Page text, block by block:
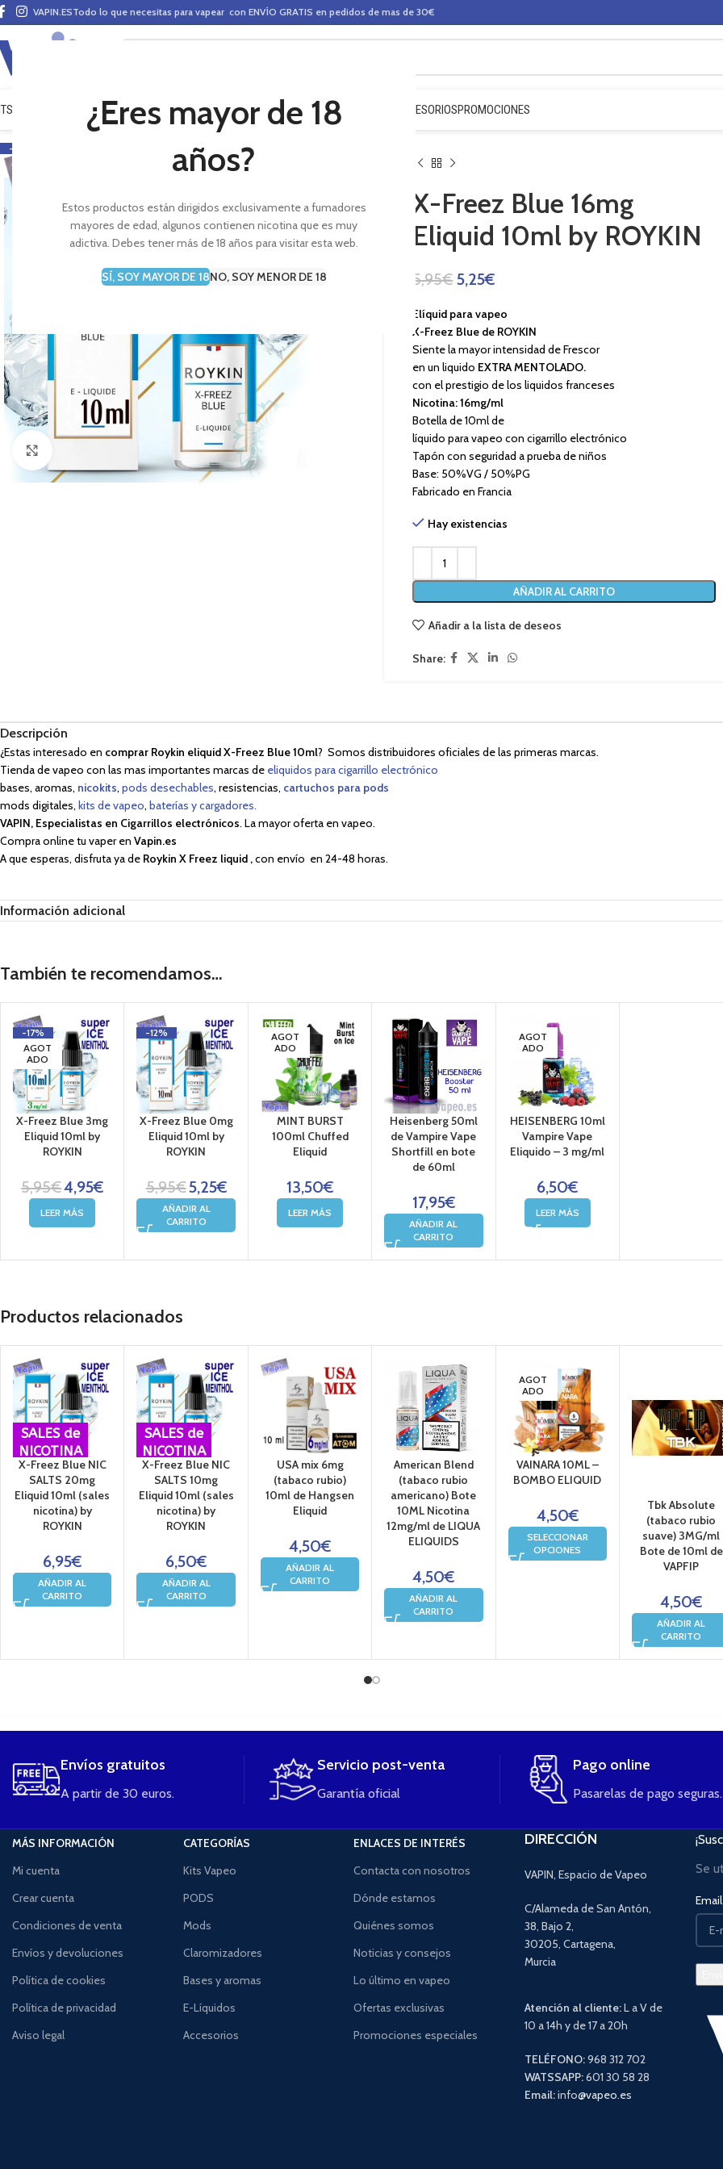
¿Eres mayor de 18
años?
Estos productos están dirigidos exclusivamente a fumadores
mayores de edad, algunos contienen nicotina que es muy
adictiva. Debes tener más de 18 años para visitar esta web.
SÍ, SOY MAYOR DE 18NO, SOY MENOR DE 18
VAPIN.ESTodo lo que necesitas para vapear con ENVÍO GRATIS en pedidos de mas de 30€
VAPEO MODS CLAROMIZADORES BASES Y AROMAS (ALQUIMIA) ACCESORIOSPROMOCIONES
-12%
X-Freez Blue 16mg
Eliquid 10ml by ROYKIN
5,95€ 5,25€
Elíquid para vapeo
X-Freez Blue de ROYKIN
Siente la mayor intensidad de Frescor
en un liquido EXTRA MENTOLADO.
con el prestigio de los liquidos franceses
Nicotina: 16mg/ml
Botella de 10ml de
líquido para vapeo con cigarrillo electrónico
Tapón con seguridad a prueba de niños
Base: 50%VG / 50%PG
Fabricado en Francia
Hay existencias
AÑADIR AL CARRITO
Añadir a la lista de deseos
Share:
Descripción
¿Estas interesado en comprar Roykin eliquid X-Freez Blue 10ml? Somos distribuidores oficiales de las primeras marcas.
Tienda de vapeo con las mas importantes marcas de eliquidos para cigarrillo electrónico
bases, aromas, nicokits, pods desechables, resistencias, cartuchos para pods
mods digitales, kits de vapeo, baterías y cargadores.
VAPIN, Especialistas en Cigarrillos electrónicos. La mayor oferta en vapeo.
Compra online tu vaper en Vapin.es
A que esperas, disfruta ya de Roykin X Freez liquid ,con envío en 24-48 horas.
Información adicional
También te recomendamos…
-17%
AGOT
ADO
X-Freez Blue 3mg
Eliquid 10ml by
ROYKIN
5,95€4,95€
LEER MÁS
-12%
X-Freez Blue 0mg
Eliquid 10ml by
ROYKIN
5,95€5,25€
AÑADIR AL
CARRITO
AGOT
ADO
MINT BURST
100ml Chuffed
Eliquid
13,50€
LEER MÁS
Heisenberg 50ml
de Vampire Vape
Shortfill en bote
de 60ml
17,95€
AÑADIR AL
CARRITO
AGOT
ADO
HEISENBERG 10ml
Vampire Vape
Eliquido – 3 mg/ml
6,50€
LEER MÁS
Productos relacionados
SALES de
NICOTINA
X-Freez Blue NIC
SALTS 20mg
Eliquid 10ml (sales
nicotina) by
ROYKIN
6,95€
AÑADIR AL
CARRITO
SALES de
NICOTINA
X-Freez Blue NIC
SALTS 10mg
Eliquid 10ml (sales
nicotina) by
ROYKIN
6,50€
AÑADIR AL
CARRITO
USA mix 6mg
(tabaco rubio)
10ml de Hangsen
Eliquid
4,50€
AÑADIR AL
CARRITO
American Blend
(tabaco rubio
americano) Bote
10ML Nicotina
12mg/ml de LIQUA
ELIQUIDS
4,50€
AÑADIR AL
CARRITO
AGOT
ADO
VAINARA 10ML –
BOMBO ELIQUID
4,50€
SELECCIONAR
OPCIONES
Tbk Absolute
(tabaco rubio
suave) 3MG/ml
Bote de 10ml de
VAPFIP
4,50€
AÑADIR AL
CARRITO
Envíos gratuitos
A partir de 30 euros.
Servicio post-venta
Garantía oficial
Pago online
Pasarelas de pago seguras.
MÁS INFORMACIÓN
Mi cuenta
Crear cuenta
Condiciones de venta
Envíos y devoluciones
Política de cookies
Política de privacidad
Aviso legal
CATEGORÍAS
Kits Vapeo
PODS
Mods
Claromizadores
Bases y aromas
E-Líquidos
Accesorios
ENLACES DE INTERÉS
Contacta con nosotros
Dónde estamos
Quiénes somos
Noticias y consejos
Lo último en vapeo
Ofertas exclusivas
Promociones especiales
DIRECCIÓN
VAPIN, Espacio de Vapeo
C/Alameda de San Antón,
38, Bajo 2,
30205, Cartagena,
Murcia
Atención al cliente:L a V de
10 a 14h y de 17 a 20h
TELÉFONO:968 312 702
WATSSAPP:601 30 58 28
Email:info@vapeo.es
Se
Email